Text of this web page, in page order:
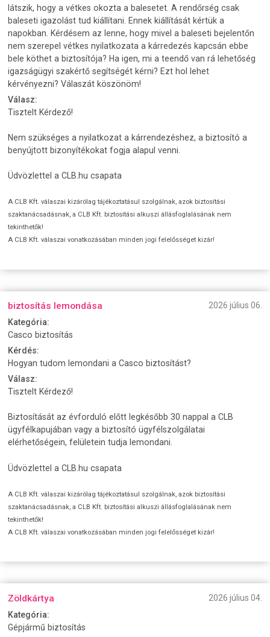
látszik, hogy a vétkes okozta a balesetet. A rendőrség csak
baleseti igazolást tud kiállítani. Ennek kiállítását kértük a
napokban. Kérdésem az lenne, hogy mivel a baleseti bejelentőn
nem szerepel vétkes nyilatkozata a kárredezés kapcsán ebbe
bele köthet a biztosítója? Ha igen, mi a teendő van rá lehetőség
igazságügyi szakértő segítségét kérni? Ezt hol lehet
kérvényezni? Válaszát köszönöm!
Válasz:
Tisztelt Kérdező!
Nem szükséges a nyilatkozat a kárrendezéshez, a biztosító a
benyújtott bizonyítékokat fogja alapul venni.
Üdvözlettel a CLB.hu csapata
A CLB Kft. válaszai kizárólag tájékoztatásul szolgálnak, azok biztosítási
szaktanácsadásnak, a CLB Kft. biztosítási alkuszi állásfoglalásának nem
tekinthetők!
A CLB Kft. válaszai vonatkozásában minden jogi felelősséget kizár!
biztosítás lemondása
2026 július 06.
Kategória:
Casco biztosítás
Kérdés:
Hogyan tudom lemondani a Casco biztosítást?
Válasz:
Tisztelt Kérdező!
Biztosítását az évforduló előtt legkésőbb 30 nappal a CLB
ügyfélkapujában vagy a biztosító ügyfélszolgálatai
elérhetőségein, felületein tudja lemondani.
Üdvözlettel a CLB.hu csapata
A CLB Kft. válaszai kizárólag tájékoztatásul szolgálnak, azok biztosítási
szaktanácsadásnak, a CLB Kft. biztosítási alkuszi állásfoglalásának nem
tekinthetők!
A CLB Kft. válaszai vonatkozásában minden jogi felelősséget kizár!
Zöldkártya
2026 július 04.
Kategória:
Gépjármű biztosítás